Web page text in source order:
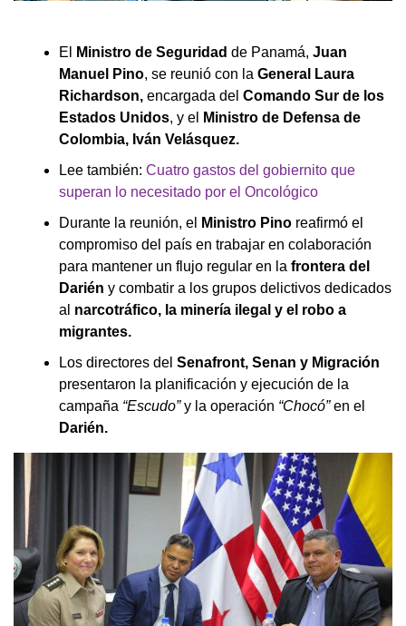
El Ministro de Seguridad de Panamá, Juan
Manuel Pino, se reunió con la General Laura
Richardson, encargada del Comando Sur de los
Estados Unidos, y el
Ministro de Defensa de
Colombia, Iván Velásquez.
Lee también: Cuatro gastos del gobiernito que
superan lo necesitado por el Oncológico
Durante la reunión, el
Ministro Pino reafirmó el
compromiso del país en trabajar en colaboración
para mantener un flujo regular en la frontera del
Darién y combatir a los grupos delictivos dedicados
al narcotráfico, la minería ilegal y el robo a
migrantes.
Los directores del Senafront, Senan y Migración
presentaron la planificación y ejecución de la
campaña “Escudo”y la operación “Chocó”en el
Darién.